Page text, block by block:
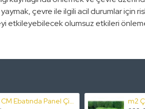
çevre ile ilgili acil durumlar için
etkileyebilecek olumsuz etkileri
150x250 CM Ebatında Panel Çit Takım Fiyatı
m2